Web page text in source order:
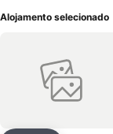
Alojamento selecionado